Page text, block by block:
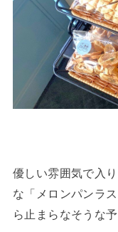
優しい雰囲気で入
な「メロンパンラ
ら止まらなそうな